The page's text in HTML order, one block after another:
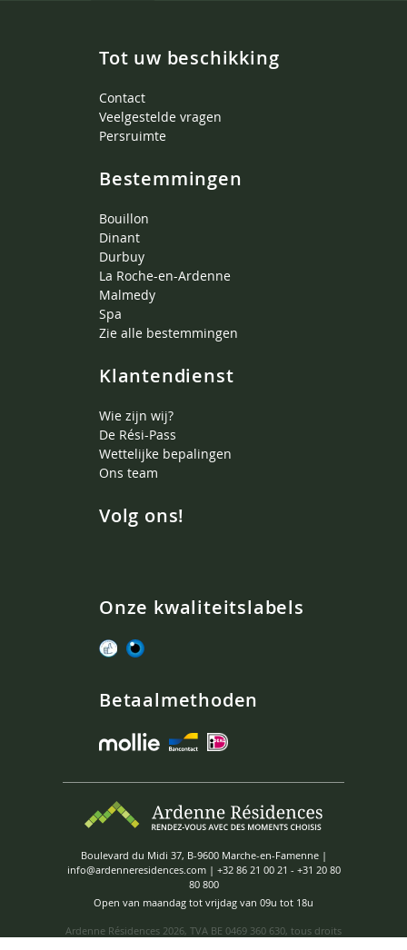
Tot uw beschikking
Contact
Veelgestelde vragen
Persruimte
Bestemmingen
Bouillon
Dinant
Durbuy
La Roche-en-Ardenne
Malmedy
Spa
Zie alle bestemmingen
Klantendienst
Wie zijn wij?
De Rési-Pass
Wettelijke bepalingen
Ons team
Volg ons!
Onze kwaliteitslabels
Betaalmethoden
Boulevard du Midi 37, B-9600 Marche-en-Famenne |
info@ardenneresidences.com| +32 86 21 00 21 - +31 20 80
80 800
Open van maandag tot vrijdag van 09u tot 18u
Ardenne Résidences 2026, TVA BE 0469 360 630, tous droits
réservés